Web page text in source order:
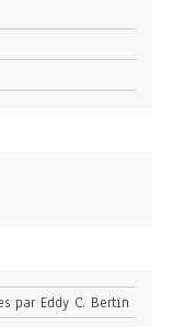
par Eddy C. Bertin